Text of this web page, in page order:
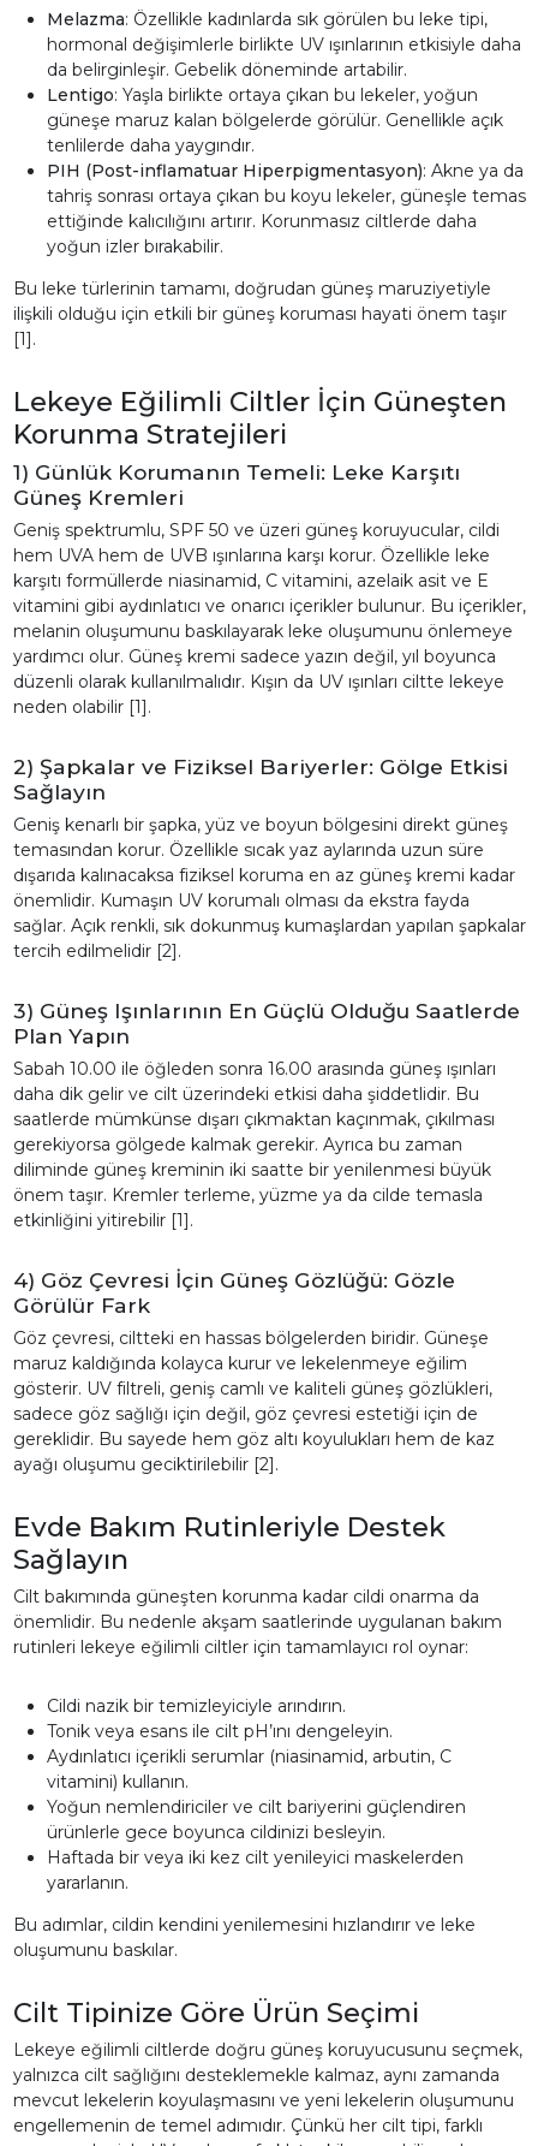
Melazma: Özellikle kadınlarda sık görülen bu leke tipi,
hormonal değişimlerle birlikte UV ışınlarının etkisiyle daha
da belirginleşir. Gebelik döneminde artabilir.
Lentigo: Yaşla birlikte ortaya çıkan bu lekeler, yoğun
güneşe maruz kalan bölgelerde görülür. Genellikle açık
tenlilerde daha yaygındır.
PIH (Post-inflamatuar Hiperpigmentasyon): Akne ya da
tahriş sonrası ortaya çıkan bu koyu lekeler, güneşle temas
ettiğinde kalıcılığını artırır. Korunmasız ciltlerde daha
yoğun izler bırakabilir.
Bu leke türlerinin tamamı, doğrudan güneş maruziyetiyle
ilişkili olduğu için etkili bir güneş koruması hayati önem taşır
[1].
Lekeye Eğilimli Ciltler İçin Güneşten
Korunma Stratejileri
1) Günlük Korumanın Temeli: Leke Karşıtı
Güneş Kremleri
Geniş spektrumlu, SPF 50 ve üzeri güneş koruyucular, cildi
hem UVA hem de UVB ışınlarına karşı korur. Özellikle leke
karşıtı formüllerde niasinamid, C vitamini, azelaik asit ve E
vitamini gibi aydınlatıcı ve onarıcı içerikler bulunur. Bu içerikler,
melanin oluşumunu baskılayarak leke oluşumunu önlemeye
yardımcı olur. Güneş kremi sadece yazın değil, yıl boyunca
düzenli olarak kullanılmalıdır. Kışın da UV ışınları ciltte lekeye
neden olabilir [1].
2) Şapkalar ve Fiziksel Bariyerler: Gölge Etkisi
Sağlayın
Geniş kenarlı bir şapka, yüz ve boyun bölgesini direkt güneş
temasından korur. Özellikle sıcak yaz aylarında uzun süre
dışarıda kalınacaksa fiziksel koruma en az güneş kremi kadar
önemlidir. Kumaşın UV korumalı olması da ekstra fayda
sağlar. Açık renkli, sık dokunmuş kumaşlardan yapılan şapkalar
tercih edilmelidir [2].
3) Güneş Işınlarının En Güçlü Olduğu Saatlerde
Plan Yapın
Sabah 10.00 ile öğleden sonra 16.00 arasında güneş ışınları
daha dik gelir ve cilt üzerindeki etkisi daha şiddetlidir. Bu
saatlerde mümkünse dışarı çıkmaktan kaçınmak, çıkılması
gerekiyorsa gölgede kalmak gerekir. Ayrıca bu zaman
diliminde güneş kreminin iki saatte bir yenilenmesi büyük
önem taşır. Kremler terleme, yüzme ya da cilde temasla
etkinliğini yitirebilir [1].
4) Göz Çevresi İçin Güneş Gözlüğü: Gözle
Görülür Fark
Göz çevresi, ciltteki en hassas bölgelerden biridir. Güneşe
maruz kaldığında kolayca kurur ve lekelenmeye eğilim
gösterir. UV filtreli, geniş camlı ve kaliteli güneş gözlükleri,
sadece göz sağlığı için değil, göz çevresi estetiği için de
gereklidir. Bu sayede hem göz altı koyulukları hem de kaz
ayağı oluşumu geciktirilebilir [2].
Evde Bakım Rutinleriyle Destek
Sağlayın
Cilt bakımında güneşten korunma kadar cildi onarma da
önemlidir. Bu nedenle akşam saatlerinde uygulanan bakım
rutinleri lekeye eğilimli ciltler için tamamlayıcı rol oynar:
Cildi nazik bir temizleyiciyle arındırın.
Tonik veya esans ile cilt pH’ını dengeleyin.
Aydınlatıcı içerikli serumlar (niasinamid, arbutin, C
vitamini) kullanın.
Yoğun nemlendiriciler ve cilt bariyerini güçlendiren
ürünlerle gece boyunca cildinizi besleyin.
Haftada bir veya iki kez cilt yenileyici maskelerden
yararlanın.
Bu adımlar, cildin kendini yenilemesini hızlandırır ve leke
oluşumunu baskılar.
Cilt Tipinize Göre Ürün Seçimi
Lekeye eğilimli ciltlerde doğru güneş koruyucusunu seçmek,
yalnızca cilt sağlığını desteklemekle kalmaz, aynı zamanda
mevcut lekelerin koyulaşmasını ve yeni lekelerin oluşumunu
engellemenin de temel adımıdır. Çünkü her cilt tipi, farklı